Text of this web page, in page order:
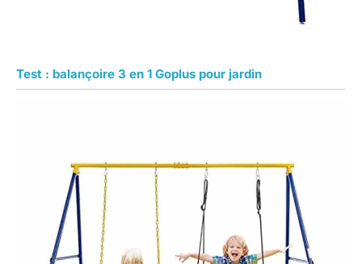
Test : balançoire 3 en 1 Goplus pour jardin